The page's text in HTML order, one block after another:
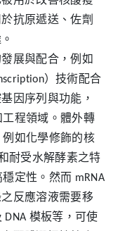
抗原遞送、佐劑
展與配合，例如
）技術配合
因序列與功能，
工程領域。體外轉
例如化學修飾的核
耐受水解酵素之特
定性。然而 mRNA
反應溶液需要移
DNA 模板等，可使